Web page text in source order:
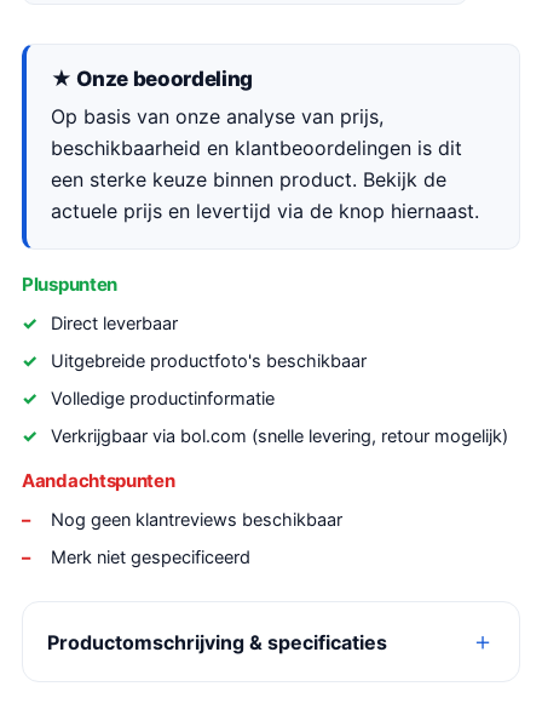
★ Onze beoordeling
Op basis van onze analyse van prijs,
beschikbaarheid en klantbeoordelingen is dit
een sterke keuze binnen product. Bekijk de
actuele prijs en levertijd via de knop hiernaast.
Pluspunten
Direct leverbaar
Uitgebreide productfoto's beschikbaar
Volledige productinformatie
Verkrijgbaar via bol.com (snelle levering, retour mogelijk)
Aandachtspunten
Nog geen klantreviews beschikbaar
Merk niet gespecificeerd
Productomschrijving & specificaties